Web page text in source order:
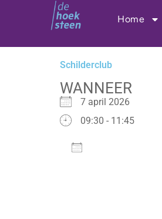
Home
Schilderclub
WANNEER
7 april 2026
09:30 - 11:45